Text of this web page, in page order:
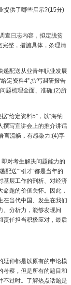
提供了哪些启示?(15分)
查日志内容，拟定脱贫
整，措施具体，条理清
递配送从业青年职业发展
定资料4”,撰写调研报告
题梳理全面、准确;(2)所
“给定资料5”，以“海纳
撰写宣讲会上的推介讲话
言流畅，有感染力;(4)字
对考生解决问题能力的
配送”“引才”都是当年的
基层工作的剖析、对经济
题的价值关怀。因此，
在当代中国、发生在我们
、分析力，能够发现问
责任担当积极应对，最后
延伸都是以原有的申论模
考察，但是所有的题目和
不过时。了解热点话题是